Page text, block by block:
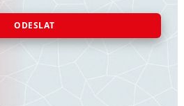
ODESLAT